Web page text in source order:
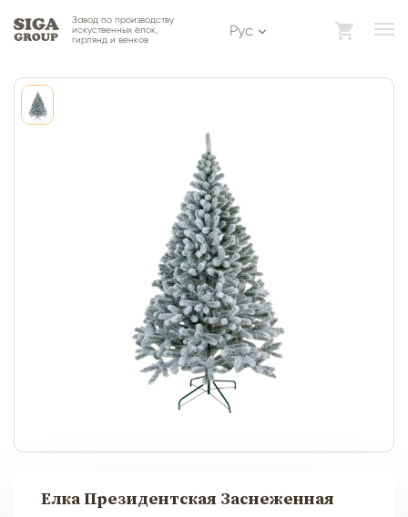
Завод по производству
искуственных ёлок,
гирлянд и венков
Рус
Елка Президентская Заснеженная